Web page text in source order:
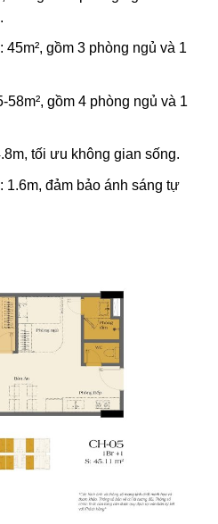
gồm 3 phòng ngủ và 1
gồm 4 phòng ngủ và 1
tối ưu không gian sống.
1.6m, đảm bảo ánh sáng tự